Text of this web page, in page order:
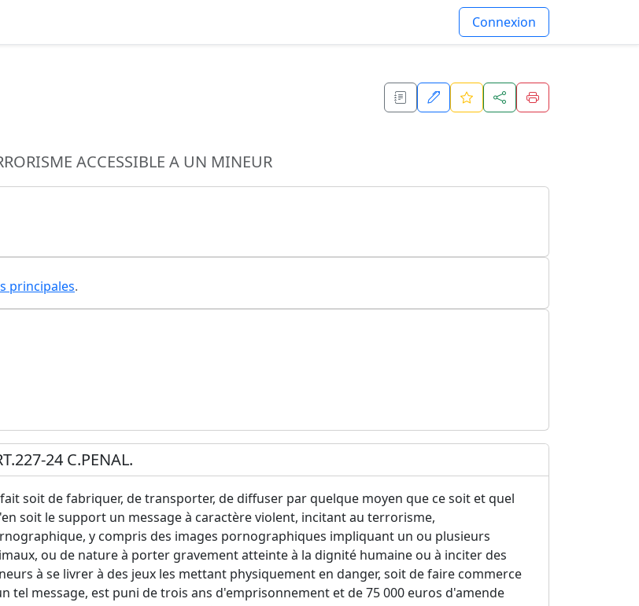
Connexion
ACCESSIBLE A UN MINEUR
principales.
24 C.PENAL.
soit de fabriquer, de transporter, de diffuser par quelque moyen que ce soit et quel
soit le support un message à caractère violent, incitant au terrorisme,
y compris des images pornographiques impliquant un ou plusieurs
ou de nature à porter gravement atteinte à la dignité humaine ou à inciter des
à se livrer à des jeux les mettant physiquement en danger, soit de faire commerce
tel message, est puni de trois ans d'emprisonnement et de 75 000 euros d'amende